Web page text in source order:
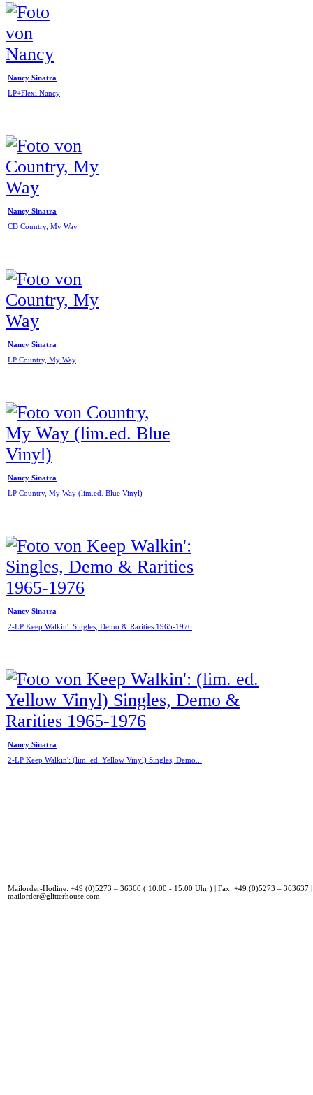
Nancy Sinatra
LP+Flexi Nancy
Nancy Sinatra
CD Country, My Way
Nancy Sinatra
LP Country, My Way
Nancy Sinatra
LP Country, My Way (lim.ed. Blue Vinyl)
Nancy Sinatra
2-LP Keep Walkin': Singles, Demo & Rarities 1965-1976
Nancy Sinatra
2-LP Keep Walkin': (lim. ed. Yellow Vinyl) Singles, Demo...
Mailorder-Hotline: +49 (0)5273 – 36360 ( 10:00 - 15:00 Uhr ) | Fax: +49 (0)5273 – 363637
mailorder@glitterhouse.com